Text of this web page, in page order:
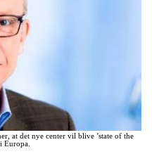
at det nye center vil blive ’state of the
Europa.